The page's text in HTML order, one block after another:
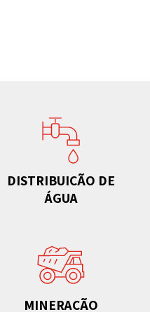
DISTRIBUIÇÃO DE
ÁGUA
MINERAÇÃO